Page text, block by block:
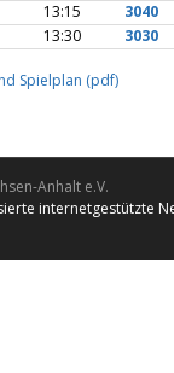
13:15
3040
13:30
3030
Spielplan (pdf)
Anhalt e.V.
internetgestützte